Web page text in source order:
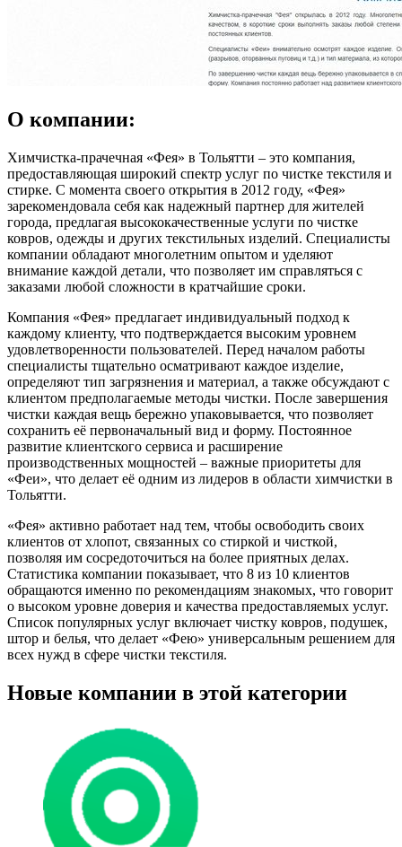
О компании:
Химчистка-прачечная «Фея» в Тольятти – это компания,
предоставляющая широкий спектр услуг по чистке текстиля и
стирке. С момента своего открытия в 2012 году, «Фея»
зарекомендовала себя как надежный партнер для жителей
города, предлагая высококачественные услуги по чистке
ковров, одежды и других текстильных изделий. Специалисты
компании обладают многолетним опытом и уделяют
внимание каждой детали, что позволяет им справляться с
заказами любой сложности в кратчайшие сроки.
Компания «Фея» предлагает индивидуальный подход к
каждому клиенту, что подтверждается высоким уровнем
удовлетворенности пользователей. Перед началом работы
специалисты тщательно осматривают каждое изделие,
определяют тип загрязнения и материал, а также обсуждают с
клиентом предполагаемые методы чистки. После завершения
чистки каждая вещь бережно упаковывается, что позволяет
сохранить её первоначальный вид и форму. Постоянное
развитие клиентского сервиса и расширение
производственных мощностей – важные приоритеты для
«Феи», что делает её одним из лидеров в области химчистки в
Тольятти.
«Фея» активно работает над тем, чтобы освободить своих
клиентов от хлопот, связанных со стиркой и чисткой,
позволяя им сосредоточиться на более приятных делах.
Статистика компании показывает, что 8 из 10 клиентов
обращаются именно по рекомендациям знакомых, что говорит
о высоком уровне доверия и качества предоставляемых услуг.
Список популярных услуг включает чистку ковров, подушек,
штор и белья, что делает «Фею» универсальным решением для
всех нужд в сфере чистки текстиля.
Новые компании в этой категории